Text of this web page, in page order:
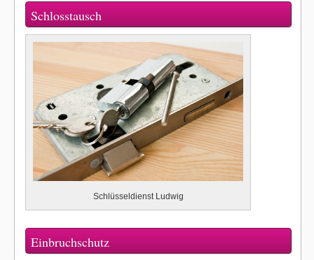
Schlosstausch
Schlüsseldienst Ludwig
Einbruchschutz